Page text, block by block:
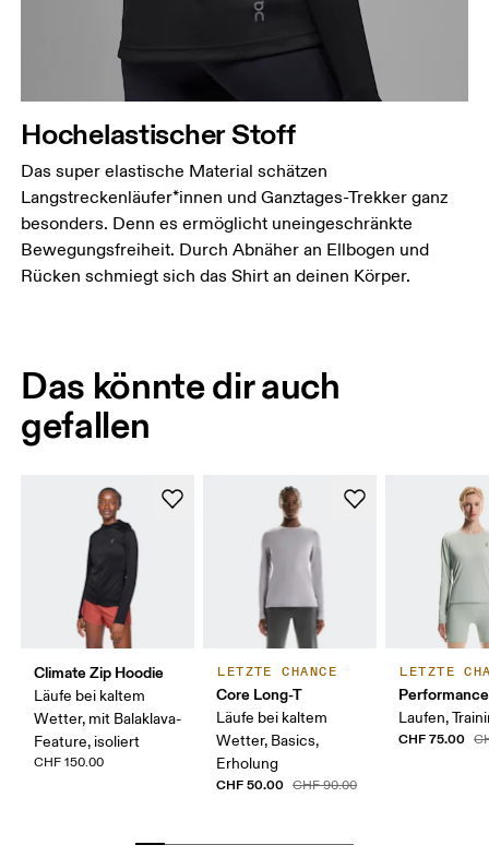
Hochelastischer Stoff
Das super elastische Material schätzen
Langstreckenläufer*innen und Ganztages-Trekker ganz
besonders. Denn es ermöglicht uneingeschränkte
Bewegungsfreiheit. Durch Abnäher an Ellbogen und
Rücken schmiegt sich das Shirt an deinen Körper.
Das könnte dir auch
gefallen
Climate Zip Hoodie
Läufe bei kaltem
Wetter, mit Balaklava-
Feature, isoliert
CHF 150.00
LETZTE CHANCE
Core Long-T
Läufe bei kaltem
Wetter, Basics,
Erholung
CHF 50.00 CHF 90.00
LETZTE
Laufen,
CHF 75.00